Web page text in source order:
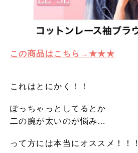
この商品はこちら→★★★
これはとにかく！！
ぽっちゃっとしてるとか
二の腕が太いのが悩み…
って方には本当にオススメ！！！